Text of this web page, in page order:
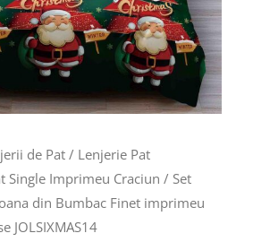
de Pat / Lenjerie Pat
Single Imprimeu Craciun / Set
din Bumbac Finet imprimeu
JOLSIXMAS14